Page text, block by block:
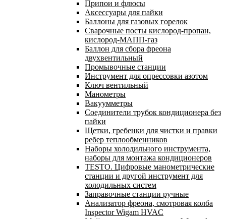
Припои и флюсы
Аксессуары для пайки
Баллоны для газовых горелок
Сварочные посты кислород-пропан,
кислород-МАПП-газ
Баллон для сбора фреона
двухвентильный
Промывочные станции
Инструмент для опрессовки азотом
Ключ вентильный
Манометры
Вакуумметры
Соединители трубок кондиционера без
пайки
Щетки, гребенки для чистки и правки
ребер теплообменников
Наборы холодильного инструмента,
наборы для монтажа кондиционеров
TESTO. Цифровые манометрические
станции и другой инструмент для
холодильных систем
Заправочные станции ручные
Анализатор фреона, смотровая колба
Inspector Wigam HVAC